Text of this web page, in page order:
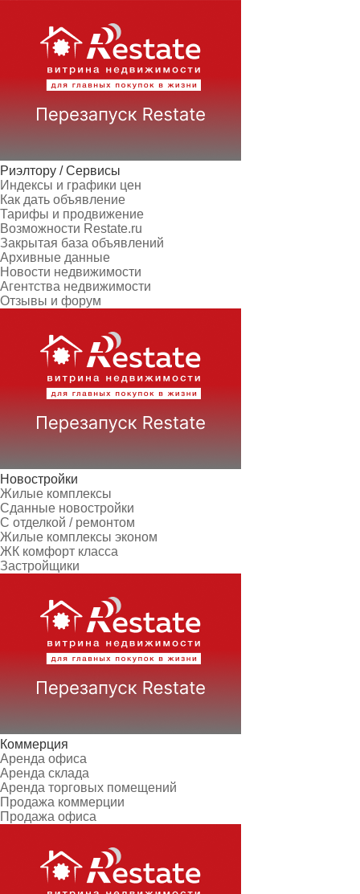
Риэлтору / Сервисы
Индексы и графики цен
Как дать объявление
Тарифы и продвижение
Возможности Restate.ru
Закрытая база объявлений
Архивные данные
Новости недвижимости
Агентства недвижимости
Отзывы и форум
Новостройки
Жилые комплексы
Сданные новостройки
С отделкой / ремонтом
Жилые комплексы эконом
ЖК комфорт класса
Застройщики
Коммерция
Аренда офиса
Аренда склада
Аренда торговых помещений
Продажа коммерции
Продажа офиса